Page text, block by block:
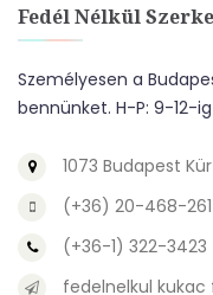
Fedél Nélkül
Személyesen a
bennünket. H-P: 9-12-ig
1073 Budapest
(+36) 20-468-
(+36-1) 322-3423
fedelnelkul kukac